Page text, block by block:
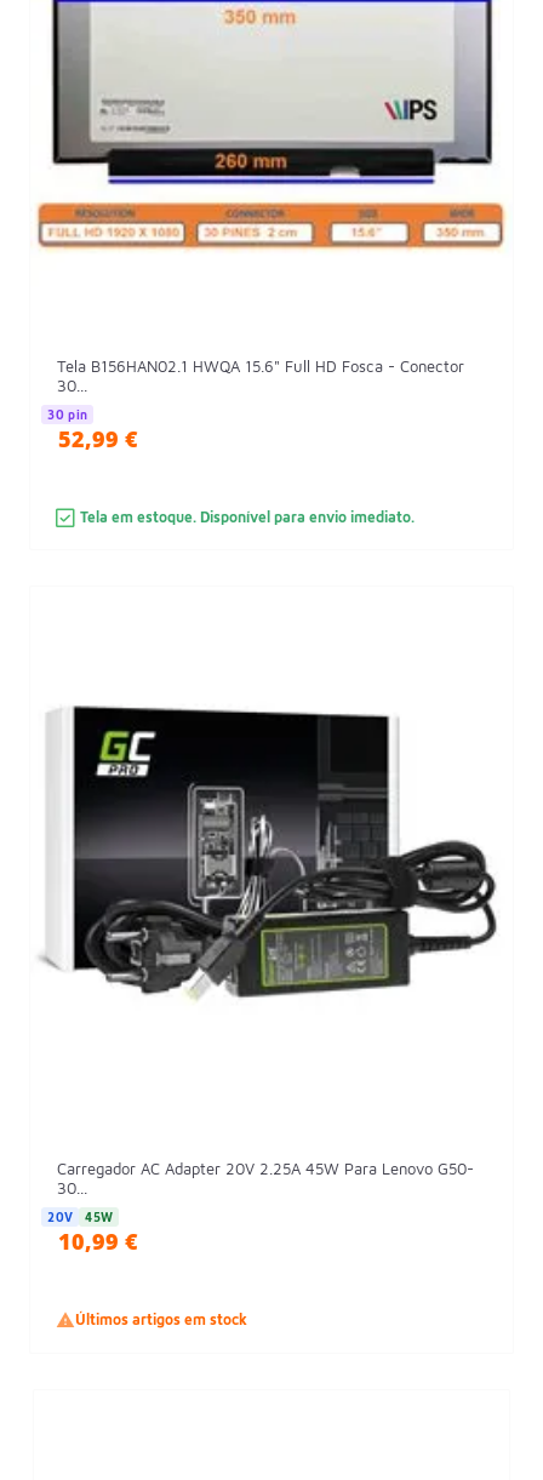
Tela B156HAN02.1 HWQA 15.6" Full HD Fosca - Conector
30...
30 pin
52,99 €
Tela em estoque. Disponível para envio imediato.
Carregador AC Adapter 20V 2.25A 45W Para Lenovo G50-
30...
20V 45W
10,99 €
Últimos artigos em stock